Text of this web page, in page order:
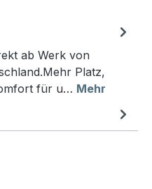
ab Werk von
Platz,
für u… Mehr